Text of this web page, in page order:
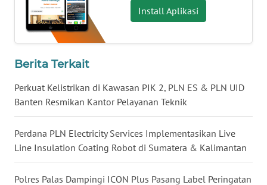
Install Aplikasi
Berita Terkait
Perkuat Kelistrikan di Kawasan PIK 2, PLN ES & PLN UID
Banten Resmikan Kantor Pelayanan Teknik
Perdana PLN Electricity Services Implementasikan Live
Line Insulation Coating Robot di Sumatera & Kalimantan
Polres Palas Dampingi ICON Plus Pasang Label Peringatan
WN
JATENG
NUSANTARA
WN
JOGJA
WN
JATIM
WN